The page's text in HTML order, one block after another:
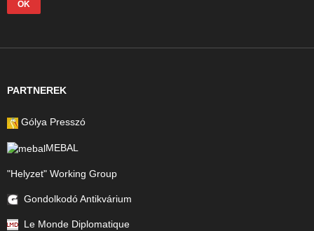
PARTNEREK
Gólya Presszó
MEBAL
"Helyzet" Working Group
Gondolkodó Antikvárium
Le Monde Diplomatique